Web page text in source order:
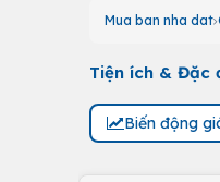
Mua ban nha dat
Tiện ích & Đặc
Biến động